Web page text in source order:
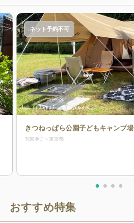
出典:Instagram：@otayukottk
ネット予約不可
きつねっぱら公園子どもキャンプ場
関東地方 東京都
おすすめ特集